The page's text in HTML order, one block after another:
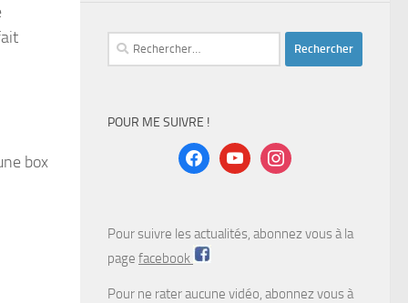
box
Rechercher :
POUR ME SUIVRE !
facebookyoutubeinstagram
Pour suivre les actualités, abonnez vous à la
page facebook
Pour ne rater aucune vidéo, abonnez vous à